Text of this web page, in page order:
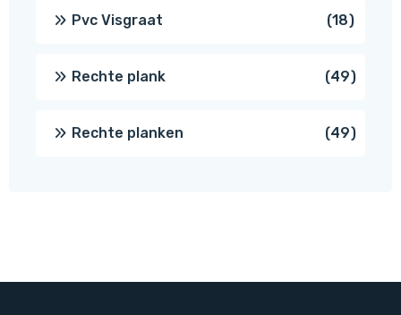
Pvc Visgraat 1818
Rechte plank 4949
Rechte planken 4949